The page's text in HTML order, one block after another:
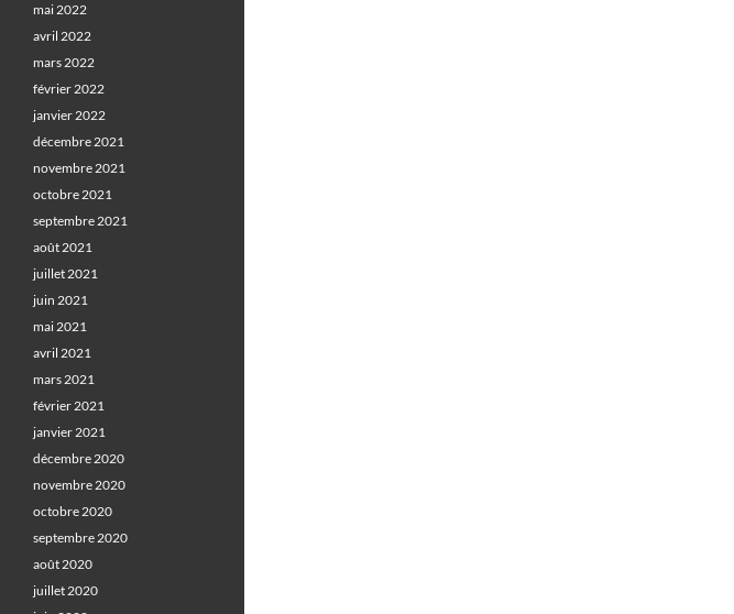
mai 2022
avril 2022
mars 2022
février 2022
janvier 2022
décembre 2021
novembre 2021
octobre 2021
septembre 2021
août 2021
juillet 2021
juin 2021
mai 2021
avril 2021
mars 2021
février 2021
janvier 2021
décembre 2020
novembre 2020
octobre 2020
septembre 2020
août 2020
juillet 2020